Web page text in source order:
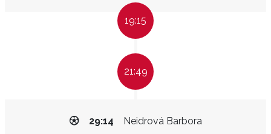
19:15
21:49
Neidrová Barbora
29:14